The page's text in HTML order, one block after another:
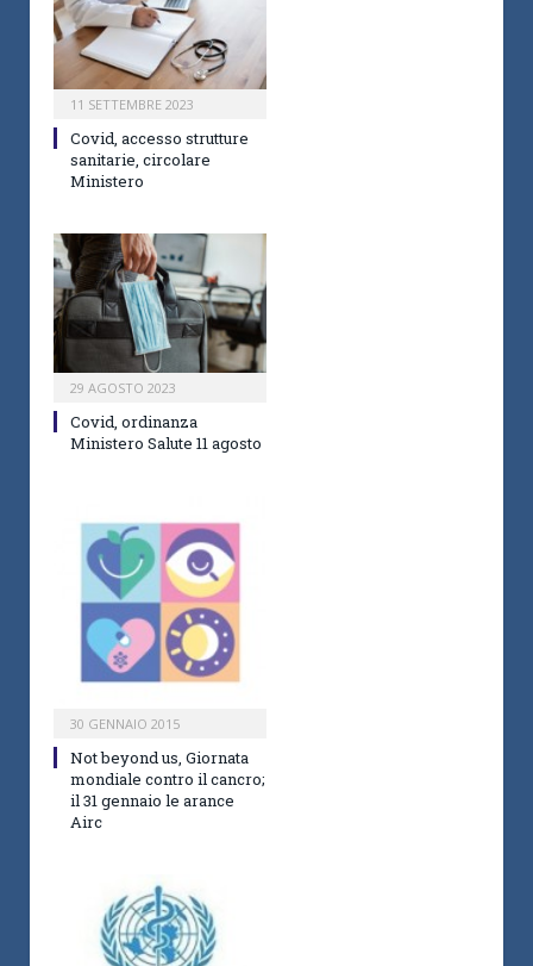
11 SETTEMBRE 2023
Covid, accesso strutture
sanitarie, circolare
Ministero
29 AGOSTO 2023
Covid, ordinanza
Ministero Salute 11 agosto
30 GENNAIO 2015
Not beyond us, Giornata
mondiale contro il cancro;
il 31 gennaio le arance
Airc